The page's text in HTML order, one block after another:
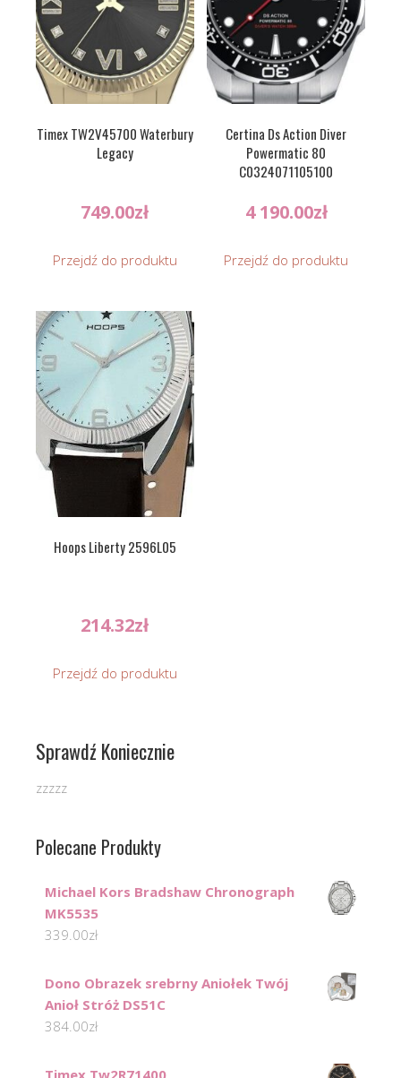
Timex TW2V45700 Waterbury
Legacy
749.00zł
Przejdź do produktu
Certina Ds Action Diver
Powermatic 80
C0324071105100
4 190.00zł
Przejdź do produktu
Hoops Liberty 2596L05
214.32zł
Przejdź do produktu
Sprawdź Koniecznie
zzzzz
Polecane Produkty
Michael Kors Bradshaw Chronograph
MK5535
339.00zł
Dono Obrazek srebrny Aniołek Twój
Anioł Stróż DS51C
384.00zł